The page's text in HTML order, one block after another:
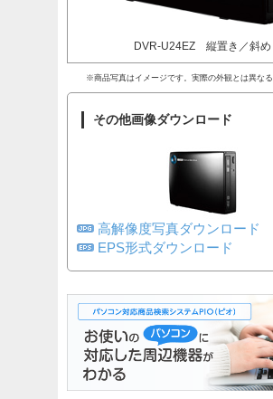
DVR-U24EZ 縦置き／斜め
※商品写真はイメージです。実際の外観とは異なる
その他画像ダウンロード
高解像度写真ダウンロード
EPS形式ダウンロード